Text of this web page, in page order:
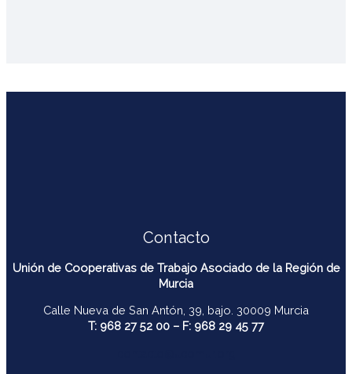
Contacto
Unión de Cooperativas de Trabajo Asociado de la Región de
Murcia
Calle Nueva de San Antón, 39, bajo. 30009 Murcia
T: 968 27 52 00 – F: 968 29 45 77